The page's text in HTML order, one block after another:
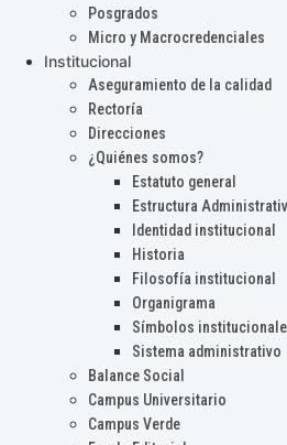
Posgrados
Micro y Macrocredenciales
Institucional
Aseguramiento de la calidad
Rectoría
Direcciones
¿Quiénes somos?
Estatuto general
Estructura
Identidad institucional
Historia
Filosofía institucional
Organigrama
Símbolos
Sistema administrativo
Balance Social
Campus Universitario
Campus Verde